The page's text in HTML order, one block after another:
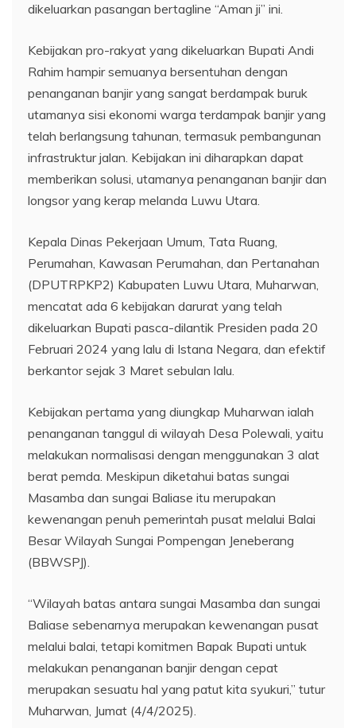
dikeluarkan pasangan bertagline “Aman ji” ini.
Kebijakan pro-rakyat yang dikeluarkan Bupati Andi
Rahim hampir semuanya bersentuhan dengan
penanganan banjir yang sangat berdampak buruk
utamanya sisi ekonomi warga terdampak banjir yang
telah berlangsung tahunan, termasuk pembangunan
infrastruktur jalan. Kebijakan ini diharapkan dapat
memberikan solusi, utamanya penanganan banjir dan
longsor yang kerap melanda Luwu Utara.
Kepala Dinas Pekerjaan Umum, Tata Ruang,
Perumahan, Kawasan Perumahan, dan Pertanahan
(DPUTRPKP2) Kabupaten Luwu Utara, Muharwan,
mencatat ada 6 kebijakan darurat yang telah
dikeluarkan Bupati pasca-dilantik Presiden pada 20
Februari 2024 yang lalu di Istana Negara, dan efektif
berkantor sejak 3 Maret sebulan lalu.
Kebijakan pertama yang diungkap Muharwan ialah
penanganan tanggul di wilayah Desa Polewali, yaitu
melakukan normalisasi dengan menggunakan 3 alat
berat pemda. Meskipun diketahui batas sungai
Masamba dan sungai Baliase itu merupakan
kewenangan penuh pemerintah pusat melalui Balai
Besar Wilayah Sungai Pompengan Jeneberang
(BBWSPJ).
“Wilayah batas antara sungai Masamba dan sungai
Baliase sebenarnya merupakan kewenangan pusat
melalui balai, tetapi komitmen Bapak Bupati untuk
melakukan penanganan banjir dengan cepat
merupakan sesuatu hal yang patut kita syukuri,” tutur
Muharwan, Jumat (4/4/2025).